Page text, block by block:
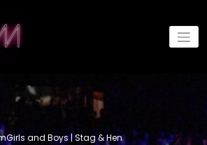
and Boys | Stag & Hen